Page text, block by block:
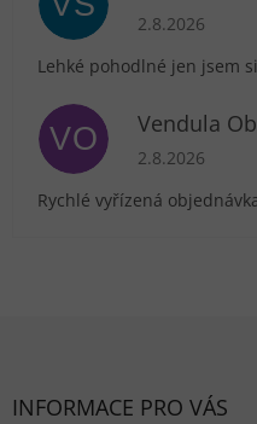
Hodnocení
2.8.2026
Lehké pohodlné jen jsem
VO Vendula
Hodnocení
2.8.2026
Rychlé vyřízená
INFORMACE PRO VÁS